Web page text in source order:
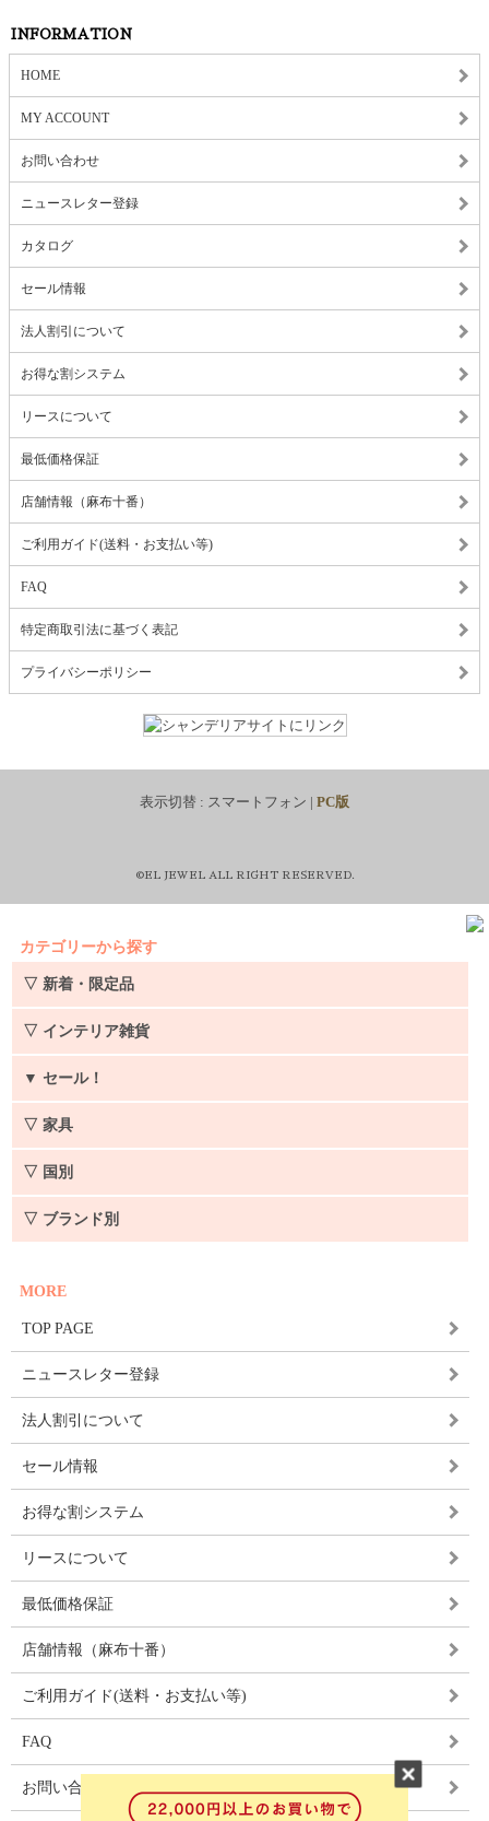
INFORMATION
HOME
MY ACCOUNT
お問い合わせ
ニュースレター登録
カタログ
セール情報
法人割引について
お得な割システム
リースについて
最低価格保証
店舗情報（麻布十番）
ご利用ガイド(送料・お支払い等)
FAQ
特定商取引法に基づく表記
プライバシーポリシー
表示切替 : スマートフォン | PC版
©EL JEWEL ALL RIGHT RESERVED.
カテゴリーから探す
▽ 新着・限定品
▽ インテリア雑貨
▼ セール！
▽ 家具
▽ 国別
▽ ブランド別
MORE
TOP PAGE
ニュースレター登録
法人割引について
セール情報
お得な割システム
リースについて
最低価格保証
店舗情報（麻布十番）
ご利用ガイド(送料・お支払い等)
FAQ
お問い合わせ